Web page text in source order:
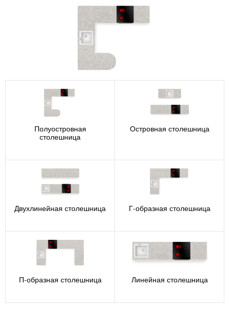
Полуостровная
столешница
Островная столешница
Двухлинейная столешница Г-образная столешница
П-образная столешница Линейная столешница